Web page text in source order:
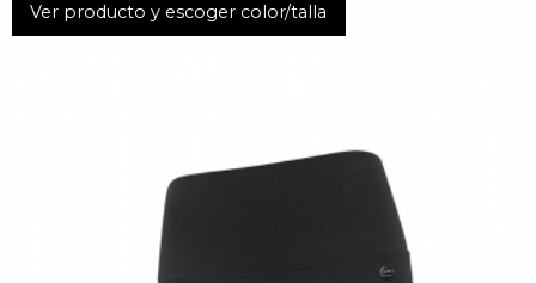
Ver producto y escoger color/talla